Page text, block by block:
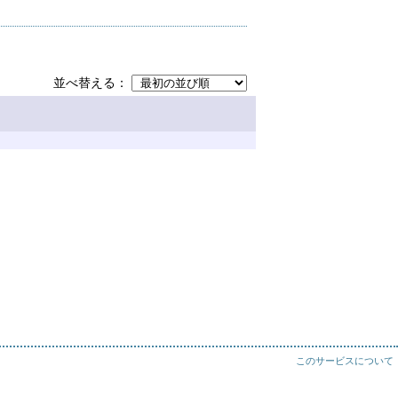
並べ替える
このサービスについて